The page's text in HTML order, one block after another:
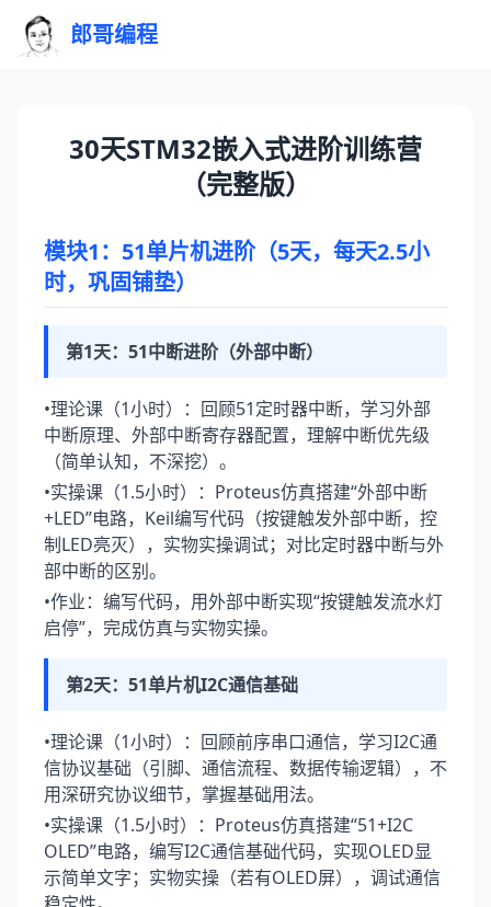
郎哥编程
30天STM32嵌入式进阶训练营
（完整版）
模块1：51单片机进阶（5天，每天2.5小
时，巩固铺垫）
第1天：51中断进阶（外部中断）
•理论课（1小时）：回顾51定时器中断，学习外部
中断原理、外部中断寄存器配置，理解中断优先级
（简单认知，不深挖）。
•实操课（1.5小时）：Proteus仿真搭建“外部中断
+LED”电路，Keil编写代码（按键触发外部中断，控
制LED亮灭），实物实操调试；对比定时器中断与外
部中断的区别。
•作业：编写代码，用外部中断实现“按键触发流水灯
启停”，完成仿真与实物实操。
第2天：51单片机I2C通信基础
•理论课（1小时）：回顾前序串口通信，学习I2C通
信协议基础（引脚、通信流程、数据传输逻辑），不
用深研究协议细节，掌握基础用法。
•实操课（1.5小时）：Proteus仿真搭建“51+I2C
OLED”电路，编写I2C通信基础代码，实现OLED显
示简单文字；实物实操（若有OLED屏），调试通信